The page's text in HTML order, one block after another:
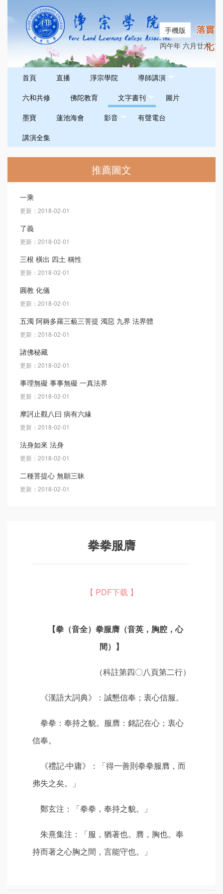
手機版
丙午年 六月廿六
首頁 直播 淨宗學院
導師講演
六和共修
佛陀教育 文字書刊
圖片
墨寶
蓮池海會 影音
有聲電台
講演全集
推薦圖文
一乘
更新：2018-02-01
了義
更新：2018-02-01
三根 橫出 四土 稱性
更新：2018-02-01
圓教 化儀
更新：2018-02-01
五濁 阿耨多羅三藐三菩提 濁惡 九界 法界體
更新：2018-02-01
諸佛秘藏
更新：2018-02-01
事理無礙 事事無礙 一真法界
更新：2018-02-01
摩訶止觀八曰 病有六緣
更新：2018-02-01
法身如來 法身
更新：2018-02-01
二種菩提心 無願三昧
更新：2018-02-01
拳拳服膺
【 PDF下载 】
【拳（音全）拳服膺（音英，胸腔，心
間）】
（科註第四〇八頁第二行）
《漢語大詞典》：誠懇信奉；衷心信服。
拳拳：奉持之貌。服膺：銘記在心；衷心
信奉。
《禮記‧中庸》：「得一善則拳拳服膺，而
弗失之矣。」
鄭玄注：「拳拳，奉持之貌。」
朱熹集注：「服，猶著也。膺，胸也。奉
持而著之心胸之間，言能守也。」